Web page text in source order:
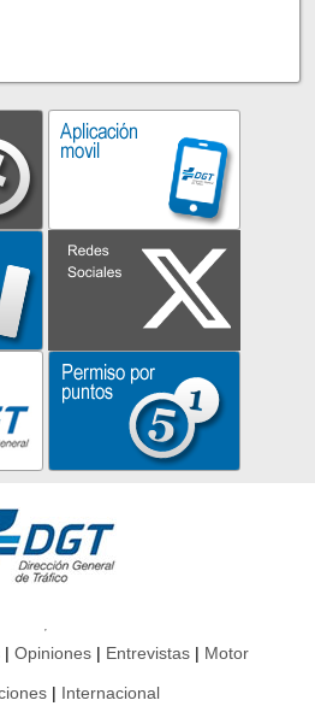
Opiniones Entrevistas Motor
Internacional